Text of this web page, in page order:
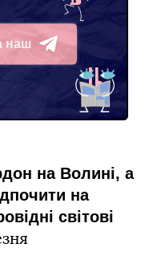
наш
на Волині, а
на
світові